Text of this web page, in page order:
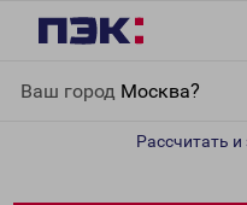
Ваш город Москва?
Рассчитать и